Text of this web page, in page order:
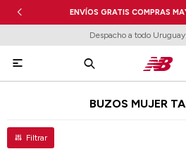
ENVÍOS GRATIS COMPRAS
Despacho a todo Uruguay

BUZOS MUJER